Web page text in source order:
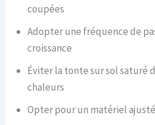
coupées
Adopter une fréquence de
croissance
Éviter la tonte sur sol saturé
chaleurs
Opter pour un matériel